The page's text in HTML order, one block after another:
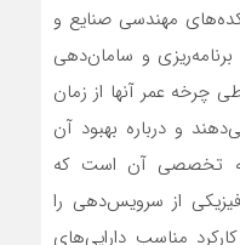
مهندسی صنایع و
و سامان‌دهی
چرخه عمر آنها از زمان
و درباره بهبود آن
تخصصی آن است که
از سرویس‌دهی را
مناسب دارایی‌های